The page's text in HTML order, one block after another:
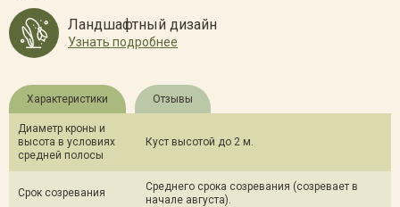
Ландшафтный дизайн
Узнать подробнее
Характеристики Отзывы
Диаметр кроны и
высота в условиях
средней полосы
Куст высотой до 2 м.
Срок созревания
Среднего срока созревания (созревает в
начале августа).